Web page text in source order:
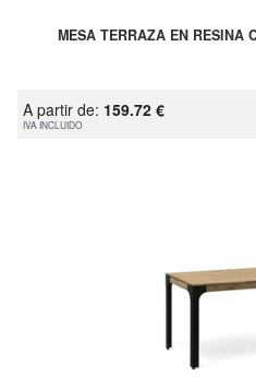
MESA TERRAZA EN RESINA
A partir de: 159.72 €
IVA INCLUIDO